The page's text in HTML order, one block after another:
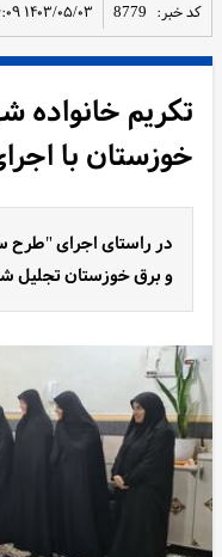
کد خبر: 8779 ۱۴۰۳/۰۵/۰۳ ۱۱:۵۶:۰۹
تکریم خانواده
خوزستان با
در راستای اجرای "طرح
و برق خوزستان تجلیل